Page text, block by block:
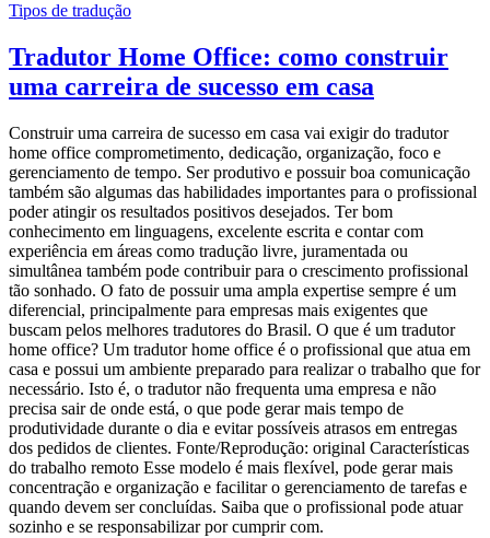
Tipos de tradução
Tradutor Home Office: como construir
uma carreira de sucesso em casa
Construir uma carreira de sucesso em casa vai exigir do tradutor
home office comprometimento, dedicação, organização, foco e
gerenciamento de tempo. Ser produtivo e possuir boa comunicação
também são algumas das habilidades importantes para o profissional
poder atingir os resultados positivos desejados. Ter bom
conhecimento em linguagens, excelente escrita e contar com
experiência em áreas como tradução livre, juramentada ou
simultânea também pode contribuir para o crescimento profissional
tão sonhado. O fato de possuir uma ampla expertise sempre é um
diferencial, principalmente para empresas mais exigentes que
buscam pelos melhores tradutores do Brasil. O que é um tradutor
home office? Um tradutor home office é o profissional que atua em
casa e possui um ambiente preparado para realizar o trabalho que for
necessário. Isto é, o tradutor não frequenta uma empresa e não
precisa sair de onde está, o que pode gerar mais tempo de
produtividade durante o dia e evitar possíveis atrasos em entregas
dos pedidos de clientes. Fonte/Reprodução: original Características
do trabalho remoto Esse modelo é mais flexível, pode gerar mais
concentração e organização e facilitar o gerenciamento de tarefas e
quando devem ser concluídas. Saiba que o profissional pode atuar
sozinho e se responsabilizar por cumprir com.